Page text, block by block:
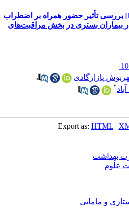
بررسی تأثیر حضور همراه بر اضطراب
بیماران بستری در بخش مراقبت‌های
پازارگادی
،
*
Export as:HTML |
بهداشت
علوم
و مامایی